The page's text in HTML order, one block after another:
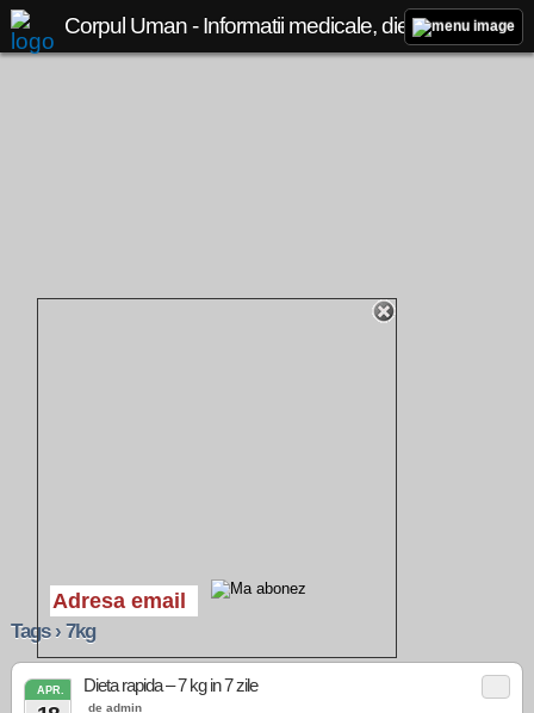
Corpul Uman - Informatii medicale, diete de slabit, boli si afectiuni
Tags › 7kg
APR. Dieta rapida – 7 kg in 7 zile
de admin